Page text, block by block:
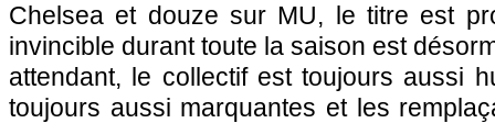
Chelsea et douze sur MU, le titre est
invincible durant toute la saison est
attendant, le collectif est toujours aussi
toujours aussi marquantes et les